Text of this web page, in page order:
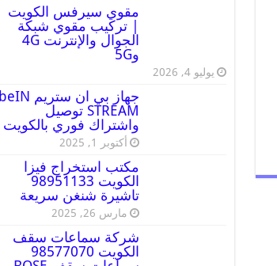
مقوي سيرفس الكويت
| تركيب مقوي شبكة
الجوال والإنترنت 4G
و5G
يوليو 4, 2026
جهاز بي ان ستريم beIN
STREAM توصيل
واشتراك فوري بالكويت
أكتوبر 1, 2025
مكتب استخراج فيزا
الكويت 98951133
تاشيرة شنغن سريعة
مارس 26, 2025
شركة سماعات سقف
الكويت 98577070